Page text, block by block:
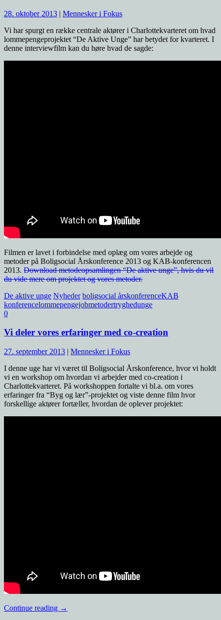
28. oktober 2013 | Mennesker i Fokus
Vi har spurgt en række centrale aktører i Charlottekvarteret om hvad
lommepengeprojektet “De Aktive Unge” har betydet for kvarteret. I
denne interviewfilm kan du høre hvad de sagde:
Filmen er lavet i forbindelse med oplæg om vores arbejde og
metoder på Boligsocial Årskonference 2013 og KAB-konferencen
2013. Download metodeopsamlingen “De aktive unge”, hvis du vil
du vide mere om projektet og vores metoder.
De aktive unge Nyheder boligsocial årskonferenceKAB
konferencelommepengejobmetodertryghedunge
0
Vi deler vores erfaringer med co-creation
27. september 2013 | Mennesker i Fokus
I denne uge har vi været til Boligsocial Årskonference, hvor vi holdt
vi en workshop om hvordan vi arbejder med co-creation i
Charlottekvarteret. På workshoppen fortalte vi bl.a. om vores
erfaringer fra “Byg og lær”-projektet og viste denne film hvor
forskellige aktører fortæller, hvordan de oplever projektet:
Continue reading →